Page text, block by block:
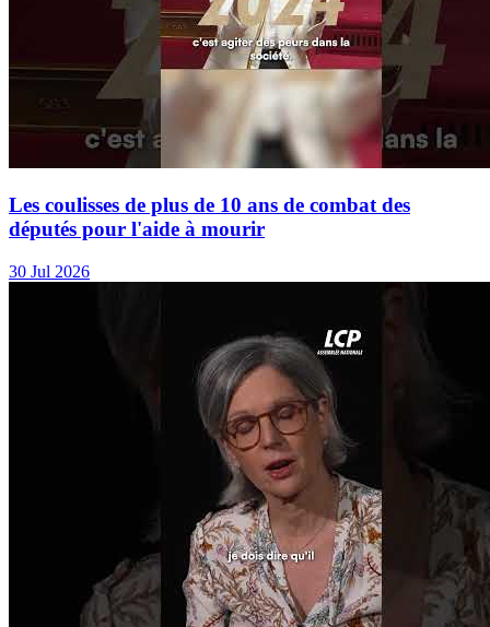
Les coulisses de plus de 10 ans de combat des
députés pour l'aide à mourir
30 Jul 2026